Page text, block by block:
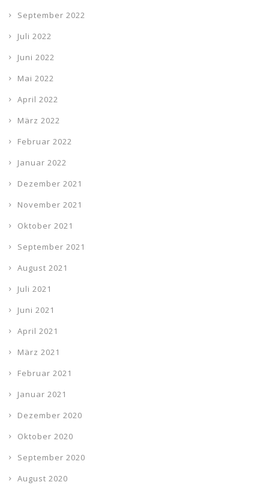
September 2022
Juli 2022
Juni 2022
Mai 2022
April 2022
März 2022
Februar 2022
Januar 2022
Dezember 2021
November 2021
Oktober 2021
September 2021
August 2021
Juli 2021
Juni 2021
April 2021
März 2021
Februar 2021
Januar 2021
Dezember 2020
Oktober 2020
September 2020
August 2020